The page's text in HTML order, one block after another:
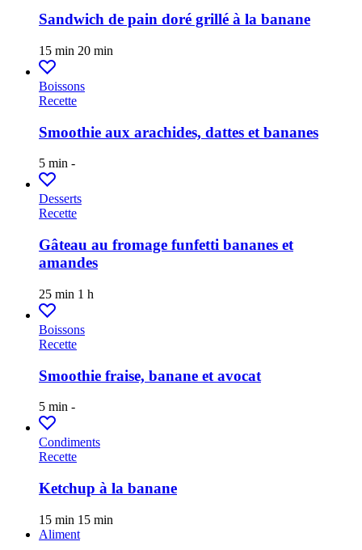
Sandwich de pain doré grillé à la banane
15 min 20 min
Boissons
Recette
Smoothie aux arachides, dattes et bananes
5 min -
Desserts
Recette
Gâteau au fromage funfetti bananes et
amandes
25 min 1 h
Boissons
Recette
Smoothie fraise, banane et avocat
5 min -
Condiments
Recette
Ketchup à la banane
15 min 15 min
Aliment